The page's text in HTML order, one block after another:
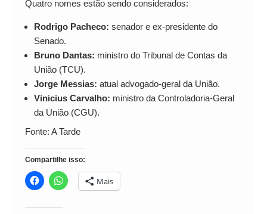
Quatro nomes estão sendo considerados:
Rodrigo Pacheco: senador e ex-presidente do
Senado.
Bruno Dantas: ministro do Tribunal de Contas da
União (TCU).
Jorge Messias: atual advogado-geral da União.
Vinicius Carvalho: ministro da Controladoria-Geral
da União (CGU).
Fonte: A Tarde
Compartilhe isso:
Mais